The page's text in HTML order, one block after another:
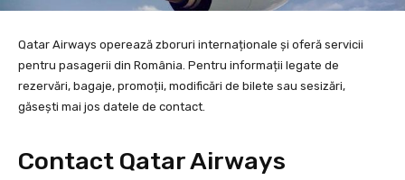
Qatar Airways operează zboruri internaționale și oferă servicii
pentru pasagerii din România. Pentru informații legate de
rezervări, bagaje, promoții, modificări de bilete sau sesizări,
găsești mai jos datele de contact.
Contact Qatar Airways